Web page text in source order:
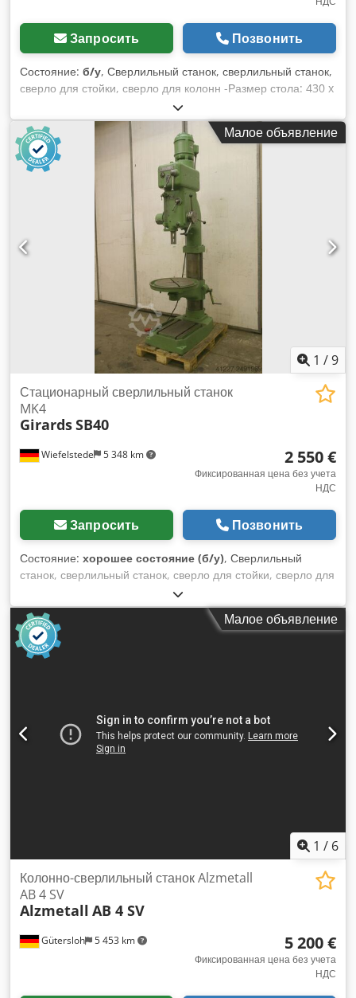
Запросить Позвонить
Состояние: б/у, Сверлильный станок, сверлильный станок,
сверло для стойки, сверло для колонн -Размер стола: 430 x
615 мм -конец шпинделя: MK4 -Проекция: 365 мм -Спиды:
63-800 об/мин -Шпиндельный ход: 195 мм -Передача
-Кормить: 0,1-0,4 мм/обратно -водяное охлаждение
Dedsdyb Htepfx Aixeck -Размеры: 730/1040/H2640 мм -Вес:
1026 кг
Малое объявление
1 /9
Wiefelstede 5 348 km
Стационарный сверлильный станок
MK4
GirardsSB40
2 550 €
Фиксированная цена без учета
НДС
Запросить Позвонить
Состояние: хорошее состояние (б/у), Сверлильный
станок, сверлильный станок, сверло для стойки, сверло для
колонн Dedpfx Aiecpbwbexsck -размер стола: 500 мм
-конец шпинделя: MK4 -Проекция: 400 мм -Спиды: 38-750
об/мин -Кормить: 0,08-0,13 мм/обратно -Колонны: Ø 220
мм -Ход шпинделя: 235 мм -Передача: -Размеры:
640/1020/H2730 мм -Вес: 965 кг
Малое объявление
1 / 6
Gütersloh 5 453 km
Колонно-сверлильный станок Alzmetall
AB 4 SV
Alzmetall AB 4 SV
5 200 €
Фиксированная цена без учета
НДС